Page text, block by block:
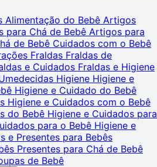
Alimentação do Bebê Artigos
para Chá de Bebê Artigos para
de Bebê Cuidados com o Bebê
Fraldas Fraldas de
e Cuidados Fraldas e Higiene
Higiene Higiene e
Higiene e Cuidado do Bebê
Higiene e Cuidados com o Bebê
do Bebê Higiene e Cuidados para
para o Bebê Higiene e
e Presentes para Bebês
Presentes para Chá de Bebê
de Bebê